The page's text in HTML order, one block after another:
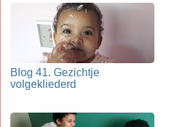
Blog 41. Gezichtje
volgekliederd